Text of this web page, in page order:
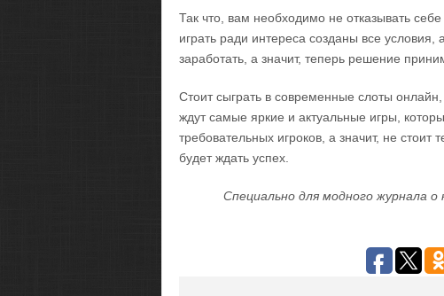
Так что, вам необходимо не отказывать
играть ради интереса созданы все
заработать, а значит, теперь решение
Стоит сыграть в современные слоты
ждут самые яркие и актуальные игры,
требовательных игроков, а значит, не
будет ждать успех.
Специально для модного журнала